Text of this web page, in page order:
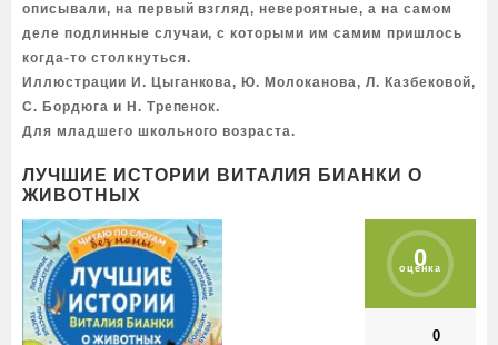
описывали, на первый взгляд, невероятные, а на самом
деле подлинные случаи, с которыми им самим пришлось
когда-то столкнуться.
Иллюстрации И. Цыганкова, Ю. Молоканова, Л. Казбековой,
С. Бордюга и Н. Трепенок.
Для младшего школьного возраста.
ЛУЧШИЕ ИСТОРИИ ВИТАЛИЯ БИАНКИ О
ЖИВОТНЫХ
0
оценка
0